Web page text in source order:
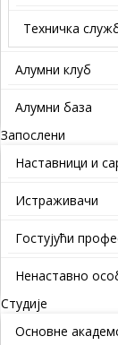
Техничка
Алумни клуб
Алумни база
Запослени
Наставници и
Истраживачи
Гостујући
Ненаставно
Студије
Основне